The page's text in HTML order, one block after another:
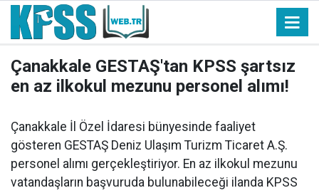
Çanakkale GESTAŞ'tan KPSS şartsız
en az ilkokul mezunu personel alımı!
Çanakkale İl Özel İdaresi bünyesinde faaliyet
gösteren GESTAŞ Deniz Ulaşım Turizm Ticaret A.Ş.
personel alımı gerçekleştiriyor. En az ilkokul mezunu
vatandaşların başvuruda bulunabileceği ilanda KPSS